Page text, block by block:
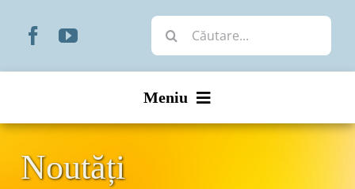
Cautare...
Meniu
Noutăți